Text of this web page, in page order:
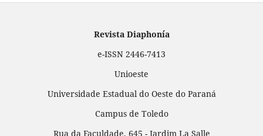
Revista Diaphonía
e-ISSN 2446-7413
Unioeste
Universidade Estadual do Oeste do Paraná
Campus de Toledo
Rua da Faculdade, 645 - Jardim La Salle